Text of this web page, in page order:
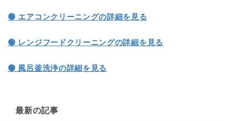
🟢 エアコンクリーニングの詳細を見る
🟢 レンジフードクリーニングの詳細を見る
🟢 風呂釜洗浄の詳細を見る
最新の記事